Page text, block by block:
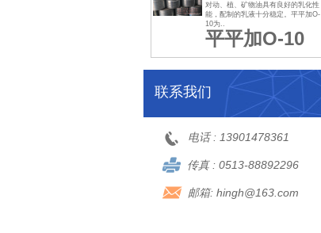
对动、植、矿物油具有良好的乳化性
能，配制的乳液十分稳定。平平加O-
10为..
平平加O-10
联系我们
电话 : 13901478361
传真 : 0513-88892296
邮箱: hingh@163.com